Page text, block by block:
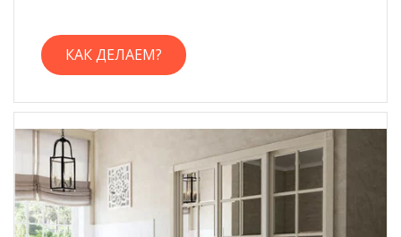
КАК ДЕЛАЕМ?